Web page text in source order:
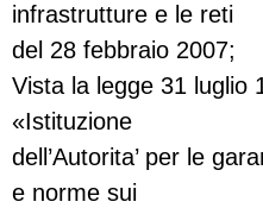
infrastrutture e le reti
del 28 febbraio 2007;
Vista la legge 31 luglio
«Istituzione
dell’Autorita’ per le
e norme sui